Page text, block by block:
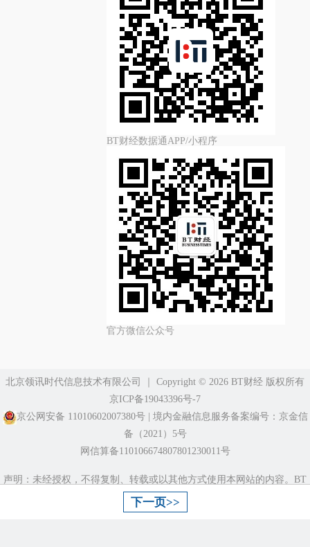
下一页>>
BT财经数据通APP/小程序
官方微信公众号
北京领讯时代信息技术有限公司
｜ Copyright ©️ 2026 BT财经 版权所有
京ICP备19043396号-7
京公网安备 11010602007380号| 境内金融信息服务备案编号：京金信
备（2021）5号
网信算备110106674807801230011号
声明：未经授权，不得复制、转载或以其他方式使用本网站的内容。BT
财经尽最大努力确保数据准确，但不保证数据绝对正确。